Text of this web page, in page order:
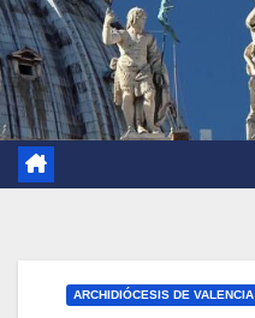
ARCHIDIÓCESIS DE VALENCIA